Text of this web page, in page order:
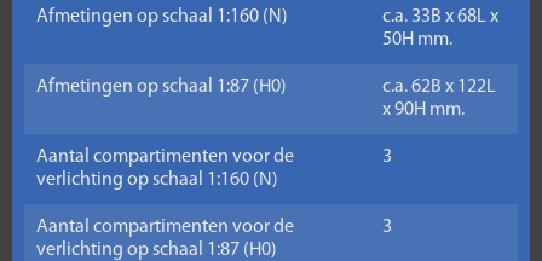
Afmetingen op schaal 1:160 (N)
c.a. 33B x 68L x
50H mm.
Afmetingen op schaal 1:87 (H0)
c.a. 62B x 122L
x 90H mm.
Aantal compartimenten voor de
verlichting op schaal 1:160 (N)
3
Aantal compartimenten voor de
verlichting op schaal 1:87 (H0)
3